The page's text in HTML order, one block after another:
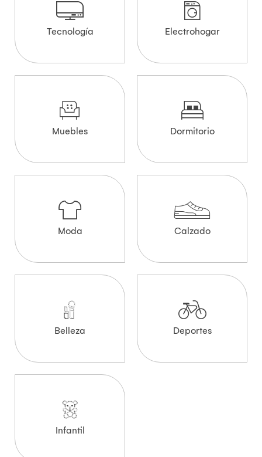
Tecnología Electrohogar
Muebles Dormitorio
Moda Calzado
Belleza Deportes
Infantil